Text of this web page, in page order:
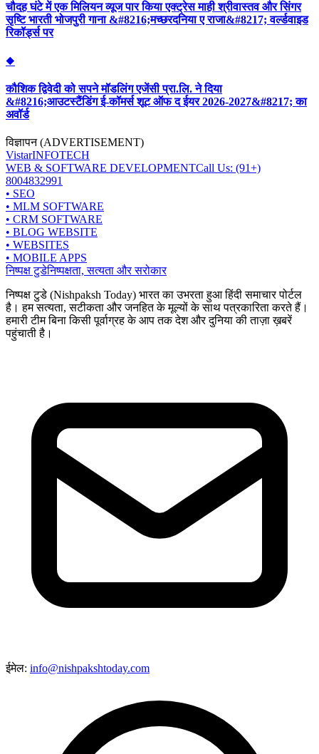
चौदह घंटे में एक मिलियन व्यूज पार किया एक्ट्रेस माही श्रीवास्तव और सिंगर
सृष्टि भारती भोजपुरी गाना &#8216;मच्छरदनिया ए राजा&#8217; वर्ल्डवाइड
रिकॉर्ड्स पर
◆
कौशिक द्विवेदी को सपने मॉडलिंग एजेंसी प्रा.लि. ने दिया
&#8216;आउटस्टैंडिंग ई-कॉमर्स शूट ऑफ द ईयर 2026-2027&#8217; का
अवॉर्ड
विज्ञापन (ADVERTISEMENT)
VistarINFOTECH
WEB & SOFTWARE DEVELOPMENTCall Us: (91+)
8004832991
• SEO
• MLM SOFTWARE
• CRM SOFTWARE
• BLOG WEBSITE
• WEBSITES
• MOBILE APPS
निष्पक्ष टुडेनिष्पक्षता, सत्यता और सरोकार
निष्पक्ष टुडे (Nishpaksh Today) भारत का उभरता हुआ हिंदी समाचार पोर्टल
है। हम सत्यता, सटीकता और जनहित के मूल्यों के साथ पत्रकारिता करते हैं।
हमारी टीम बिना किसी पूर्वाग्रह के आप तक देश और दुनिया की ताज़ा ख़बरें
पहुंचाती है।
ईमेल: info@nishpakshtoday.com